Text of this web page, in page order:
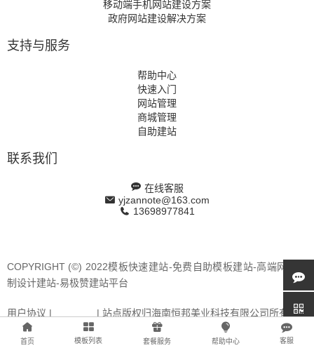
首页 模板列表 套餐服务 帮助中心 客服
移动端手机网站建设方案
政府网站建设解决方案
支持与服务
帮助中心
快速入门
网站管理
商城管理
自助建站
联系我们
在线客服
yjzannote@163.com
13698977841
COPYRIGHT (©) 2022模板快速建站-免费自助模板建站-高端网站定
制设计建站-易极赞建站平台
用户协议 | | 站点版权归海南恒邦美业科技有限公司所有
公安备案 46010702000132 琼ICP备2024044118号-1